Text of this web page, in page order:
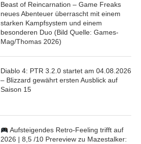
Beast of Reincarnation – Game Freaks
neues Abenteuer überrascht mit einem
starken Kampfsystem und einem
besonderen Duo (Bild Quelle: Games-
Mag/Thomas 2026)
Diablo 4: PTR 3.2.0 startet am 04.08.2026
– Blizzard gewährt ersten Ausblick auf
Saison 15
Aufsteigendes Retro-Feeling trifft auf
2026 | 8,5 /10 Prereview zu Mazestalker: